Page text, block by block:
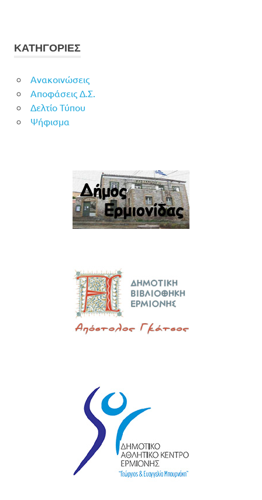
ΚΑΤΗΓΟΡΙΕΣ
Ανακοινώσεις
Αποφάσεις Δ.Σ.
Δελτίο Τύπου
Ψήφισμα